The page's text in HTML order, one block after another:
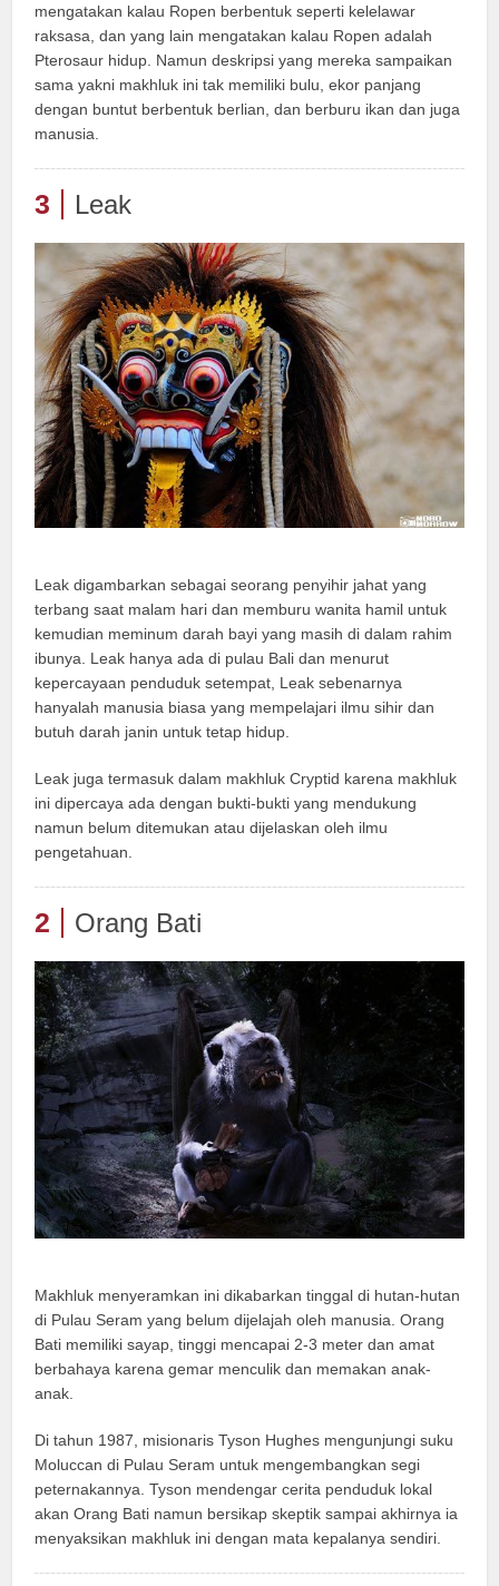
mengatakan kalau Ropen berbentuk seperti kelelawar
raksasa, dan yang lain mengatakan kalau Ropen adalah
Pterosaur hidup. Namun deskripsi yang mereka sampaikan
sama yakni makhluk ini tak memiliki bulu, ekor panjang
dengan buntut berbentuk berlian, dan berburu ikan dan juga
manusia.
3 Leak
Leak digambarkan sebagai seorang penyihir jahat yang
terbang saat malam hari dan memburu wanita hamil untuk
kemudian meminum darah bayi yang masih di dalam rahim
ibunya. Leak hanya ada di pulau Bali dan menurut
kepercayaan penduduk setempat, Leak sebenarnya
hanyalah manusia biasa yang mempelajari ilmu sihir dan
butuh darah janin untuk tetap hidup.
Leak juga termasuk dalam makhluk Cryptid karena makhluk
ini dipercaya ada dengan bukti-bukti yang mendukung
namun belum ditemukan atau dijelaskan oleh ilmu
pengetahuan.
2 Orang Bati
Makhluk menyeramkan ini dikabarkan tinggal di hutan-hutan
di Pulau Seram yang belum dijelajah oleh manusia. Orang
Bati memiliki sayap, tinggi mencapai 2-3 meter dan amat
berbahaya karena gemar menculik dan memakan anak-
anak.
Di tahun 1987, misionaris Tyson Hughes mengunjungi suku
Moluccan di Pulau Seram untuk mengembangkan segi
peternakannya. Tyson mendengar cerita penduduk lokal
akan Orang Bati namun bersikap skeptik sampai akhirnya ia
menyaksikan makhluk ini dengan mata kepalanya sendiri.